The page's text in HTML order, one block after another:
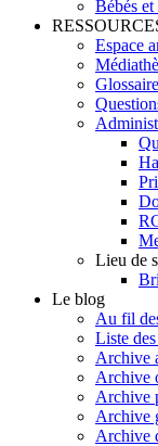
Bébés et
Espace
Glossaire
Lieu de
Le blog
Au fil
Liste
Archive
Archive
Archive
Archive
Archive